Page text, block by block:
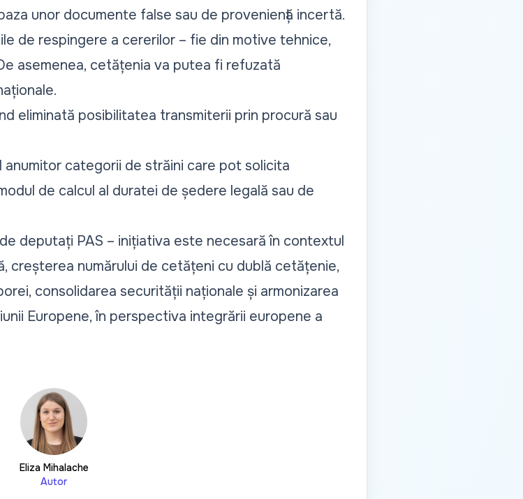
unor documente false sau de proveniență incertă.
de respingere a cererilor – fie din motive tehnice,
asemenea, cetățenia va putea fi refuzată
eliminată posibilitatea transmiterii prin procură sau
anumitor categorii de străini care pot solicita
de calcul al duratei de ședere legală sau de
deputați PAS – inițiativa este necesară în contextul
creșterea numărului de cetățeni cu dublă cetățenie,
consolidarea securității naționale și armonizarea
Europene, în perspectiva integrării europene a
Eliza Mihalache
Autor